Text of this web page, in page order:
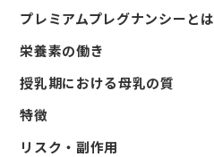
プレミアムプレグナンシーとは
栄養素の働き
授乳期における母乳の質
特徴
リスク・副作用